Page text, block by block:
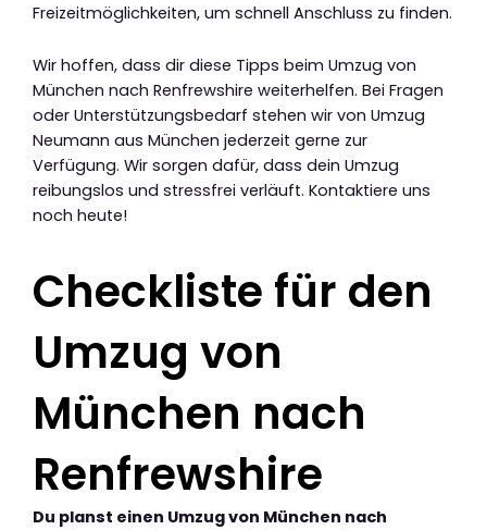
Freizeitmöglichkeiten, um schnell Anschluss zu finden.
Wir hoffen, dass dir diese Tipps beim Umzug von
München nach Renfrewshire weiterhelfen. Bei Fragen
oder Unterstützungsbedarf stehen wir von Umzug
Neumann aus München jederzeit gerne zur
Verfügung. Wir sorgen dafür, dass dein Umzug
reibungslos und stressfrei verläuft. Kontaktiere uns
noch heute!
Checkliste für den
Umzug von
München nach
Renfrewshire
Du planst einen Umzug von München nach